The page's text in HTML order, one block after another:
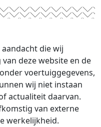
die wij
deze website en de
voertuiggegevens,
wij niet instaan
actualiteit daarvan.
van externe
werkelijkheid.